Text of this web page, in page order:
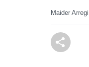
Maider Arregi